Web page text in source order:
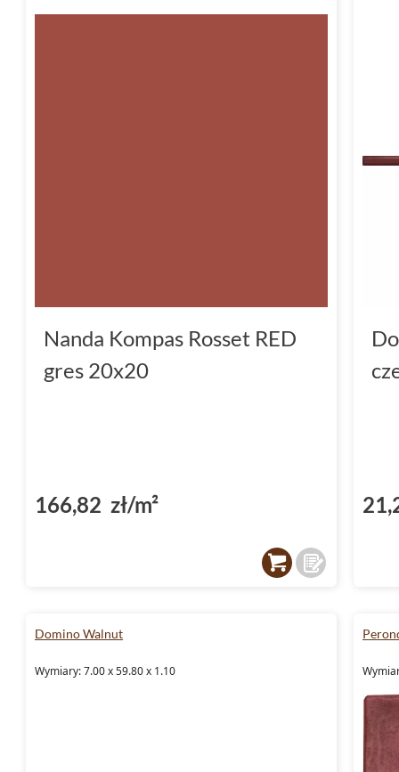
Nanda Kompas Rosset RED
gres 20x20
166,82 zł/m²
Domino Walnut
Wymiary: 7.00 x 59.80 x 1.10